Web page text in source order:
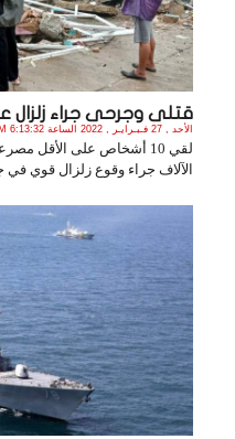
قتلى وجرحى جراء زلزال
الأحد , 27 فـبـرايـر , 2022 الساعة 6:13:32 PM
الآلاف جراء وقوع زلزال قوي